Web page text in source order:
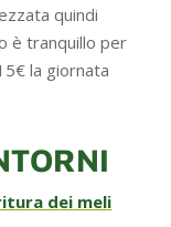
quindi
è tranquillo per
la giornata
dei meli